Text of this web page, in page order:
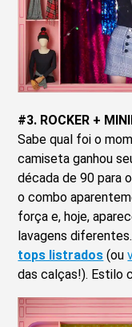
#3. ROCKER +
Sabe qual foi o
camiseta ganhou
década de 90 para
o combo
força e, hoje,
lavagens
tops listrados (ou
das calças!). Estilo